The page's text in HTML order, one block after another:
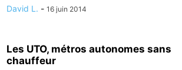
David L. - 16 juin 2014
Les UTO, métros autonomes sans
chauffeur